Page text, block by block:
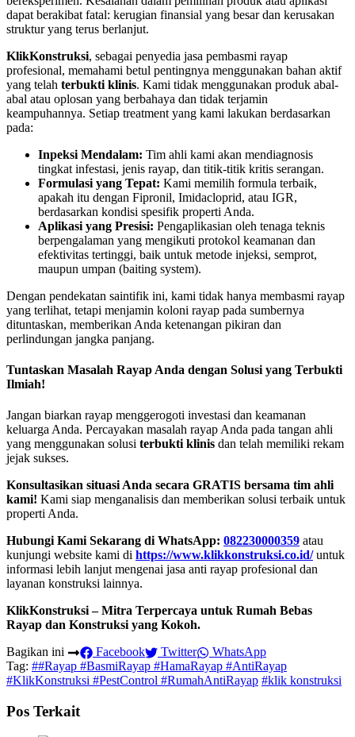
dapat berakibat fatal: kerugian finansial yang besar dan kerusakan
struktur yang terus berlanjut.
KlikKonstruksi, sebagai penyedia jasa pembasmi rayap
profesional, memahami betul pentingnya menggunakan bahan aktif
yang telah terbukti klinis. Kami tidak menggunakan produk abal-
abal atau oplosan yang berbahaya dan tidak terjamin
keampuhannya. Setiap treatment yang kami lakukan berdasarkan
pada:
Inpeksi Mendalam: Tim ahli kami akan mendiagnosis
tingkat infestasi, jenis rayap, dan titik-titik kritis serangan.
Formulasi yang Tepat: Kami memilih formula terbaik,
apakah itu dengan Fipronil, Imidacloprid, atau IGR,
berdasarkan kondisi spesifik properti Anda.
Aplikasi yang Presisi: Pengaplikasian oleh tenaga teknis
berpengalaman yang mengikuti protokol keamanan dan
efektivitas tertinggi, baik untuk metode injeksi, semprot,
maupun umpan (baiting system).
Dengan pendekatan saintifik ini, kami tidak hanya membasmi rayap
yang terlihat, tetapi menjamin koloni rayap pada sumbernya
dituntaskan, memberikan Anda ketenangan pikiran dan
perlindungan jangka panjang.
Tuntaskan Masalah Rayap Anda dengan Solusi yang Terbukti
Ilmiah!
Jangan biarkan rayap menggerogoti investasi dan keamanan
keluarga Anda. Percayakan masalah rayap Anda pada tangan ahli
yang menggunakan solusi terbukti klinis dan telah memiliki rekam
jejak sukses.
Konsultasikan situasi Anda secara GRATIS bersama tim ahli
kami! Kami siap menganalisis dan memberikan solusi terbaik untuk
properti Anda.
Hubungi Kami Sekarang di WhatsApp: 082230000359 atau
kunjungi website kami di https://www.klikkonstruksi.co.id/untuk
informasi lebih lanjut mengenai jasa anti rayap profesional dan
layanan konstruksi lainnya.
KlikKonstruksi – Mitra Terpercaya untuk Rumah Bebas
Rayap dan Konstruksi yang Kokoh.
Bagikan ini
Facebook Twitter
WhatsApp
Tag: ##Rayap #BasmiRayap #HamaRayap #AntiRayap
#KlikKonstruksi #PestControl #RumahAntiRayap #klik konstruksi
Pos Terkait